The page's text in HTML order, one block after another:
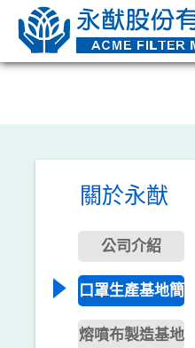
關於永猷
公司介紹
口罩生產基地簡
介
熔噴布製造基地